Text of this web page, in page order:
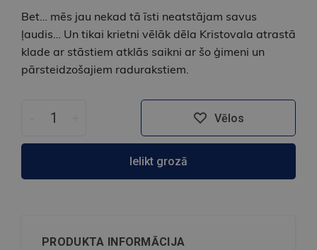
Bet… mēs jau nekad tā īsti neatstājam savus
ļaudis… Un tikai krietni vēlāk dēla Kristovala atrastā
klade ar stāstiem atklās saikni ar šo ģimeni un
pārsteidzošajiem radurakstiem.
Vēlos
Ielikt grozā
PRODUKTA INFORMĀCIJA